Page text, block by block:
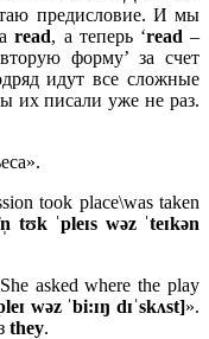
предисловие. И мы
read, а теперь ‘read –
форму’ за счет
идут все сложные
их писали уже не раз.
took place\was taken
tʊk ˈpleɪs wəz ˈteɪkən
asked where the play
wəz ˈbi:ɪŋ dɪˈskʌst]».
they.